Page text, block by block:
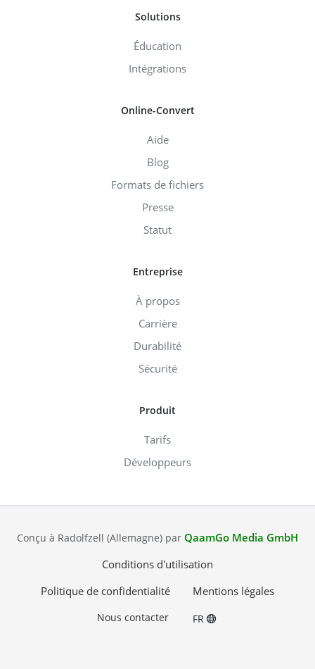
Solutions
Éducation
Intégrations
Online-Convert
Aide
Blog
Formats de fichiers
Presse
Statut
Entreprise
À propos
Carrière
Durabilité
Sécurité
Produit
Tarifs
Développeurs
Conçu à Radolfzell (Allemagne) par QaamGo Media GmbH
Conditions d'utilisation
Politique de confidentialité
Mentions légales
Nous contacter FR